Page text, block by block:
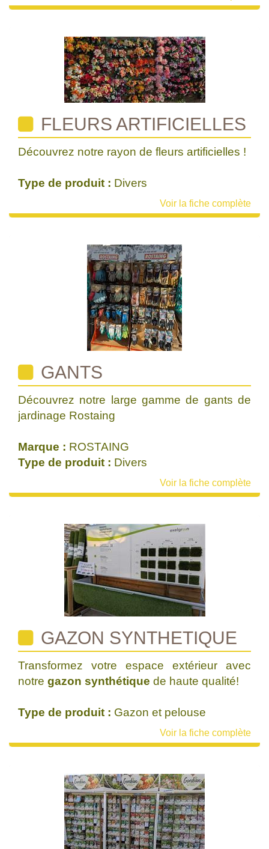
FLEURS ARTIFICIELLES
Découvrez notre rayon de fleurs artificielles !
Type de produit : Divers
Voir la fiche complète
GANTS
Découvrez notre large gamme de gants de
jardinage Rostaing
Marque : ROSTAING
Type de produit : Divers
Voir la fiche complète
GAZON SYNTHETIQUE
Transformez votre espace extérieur avec
notre gazon synthétique de haute qualité!
Type de produit : Gazon et pelouse
Voir la fiche complète